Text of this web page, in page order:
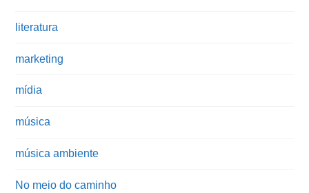
literatura
marketing
mídia
música
música ambiente
No meio do caminho